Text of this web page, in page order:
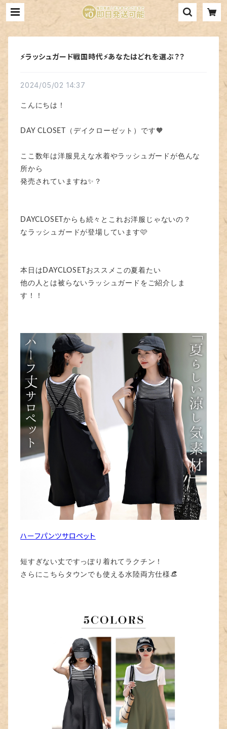
⚡ラッシュガード戦国時代⚡あなたはどれを選ぶ？？
2024/05/02 14:37
こんにちは！
DAY CLOSET（デイクローゼット）です🧡
ここ数年は洋服見えな水着やラッシュガードが色んな
所から
発売されていますね✨？
DAYCLOSETからも続々とこれお洋服じゃないの？
なラッシュガードが登場しています🩷
本日はDAYCLOSETおススメこの夏着たい
他の人とは被らないラッシュガードをご紹介しま
す！！
ハーフパンツサロペット
短すぎない丈ですっぽり着れてラクチン！
さらにこちらタウンでも使える水陸両方仕様👒